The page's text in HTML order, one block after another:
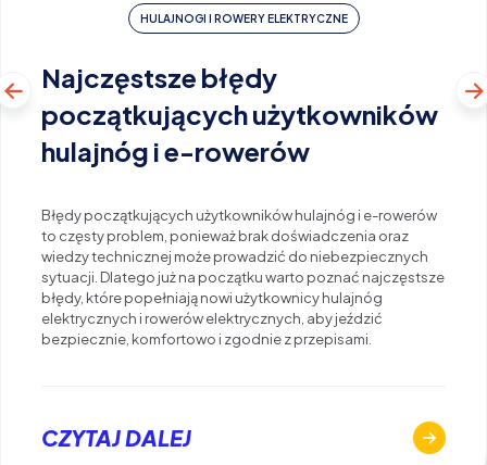
HULAJNOGI I ROWERY ELEKTRYCZNE
Najczęstsze błędy
początkujących użytkowników
hulajnóg i e-rowerów
Błędy początkujących użytkowników hulajnóg i e-rowerów
to częsty problem, ponieważ brak doświadczenia oraz
wiedzy technicznej może prowadzić do niebezpiecznych
sytuacji. Dlatego już na początku warto poznać najczęstsze
błędy, które popełniają nowi użytkownicy hulajnóg
elektrycznych i rowerów elektrycznych, aby jeździć
bezpiecznie, komfortowo i zgodnie z przepisami.
CZYTAJ DALEJ